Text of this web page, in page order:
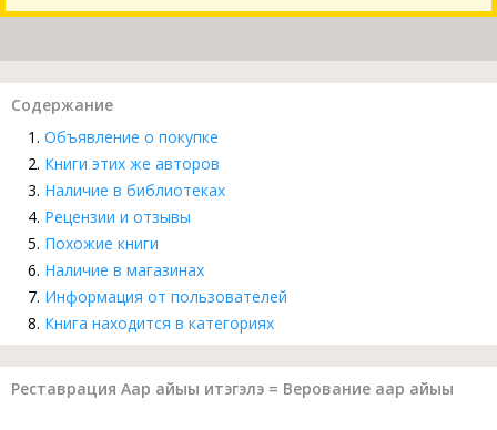
Содержание
Объявление о покупке
Книги этих же авторов
Наличие в библиотеках
Рецензии и отзывы
Похожие книги
Наличие в магазинах
Информация от пользователей
Книга находится в категориях
Реставрация Аар айыы итэгэлэ = Верование аар айыы